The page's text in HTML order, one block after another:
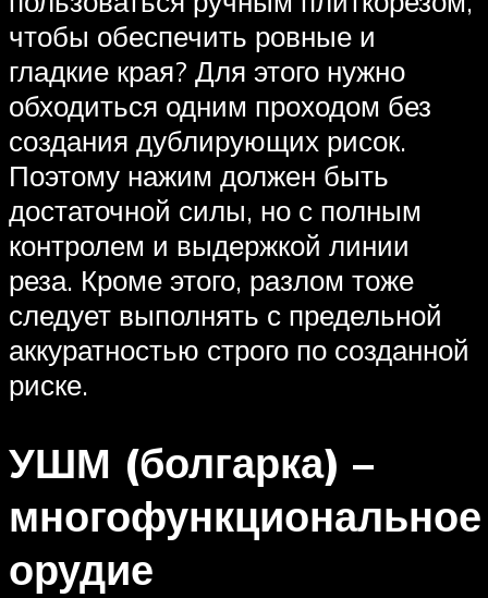
чтобы обеспечить ровные и
гладкие края? Для этого нужно
обходиться одним проходом без
создания дублирующих рисок.
Поэтому нажим должен быть
достаточной силы, но с полным
контролем и выдержкой линии
реза. Кроме этого, разлом тоже
следует выполнять с предельной
аккуратностью строго по созданной
риске.
УШМ (болгарка) –
многофункциональное
орудие